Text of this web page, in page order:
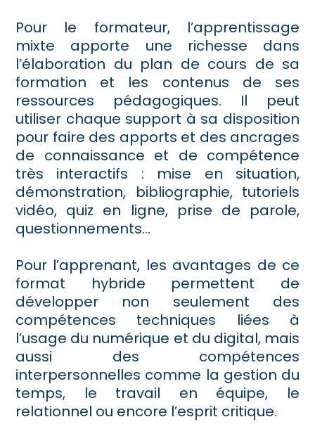
Pour le formateur, l’apprentissage
mixte apporte une richesse dans
l’élaboration du plan de cours de sa
formation et les contenus de ses
ressources pédagogiques. Il peut
utiliser chaque support à sa disposition
pour faire des apports et des ancrages
de connaissance et de compétence
très interactifs : mise en situation,
démonstration, bibliographie, tutoriels
vidéo, quiz en ligne, prise de parole,
questionnements…
Pour l’apprenant, les avantages de ce
format hybride permettent de
développer non seulement des
compétences techniques liées à
l’usage du numérique et du digital, mais
aussi des compétences
interpersonnelles comme la gestion du
temps, le travail en équipe, le
relationnel ou encore l’esprit critique.